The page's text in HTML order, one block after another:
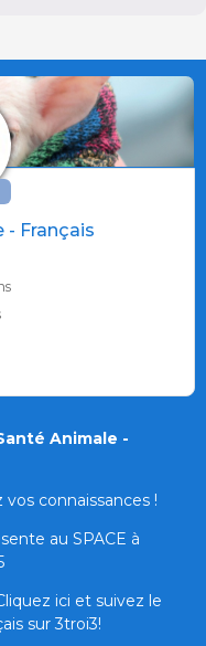
- Français
Animale -
connaissances !
au SPACE à
ici et suivez le
sur 3troi3!